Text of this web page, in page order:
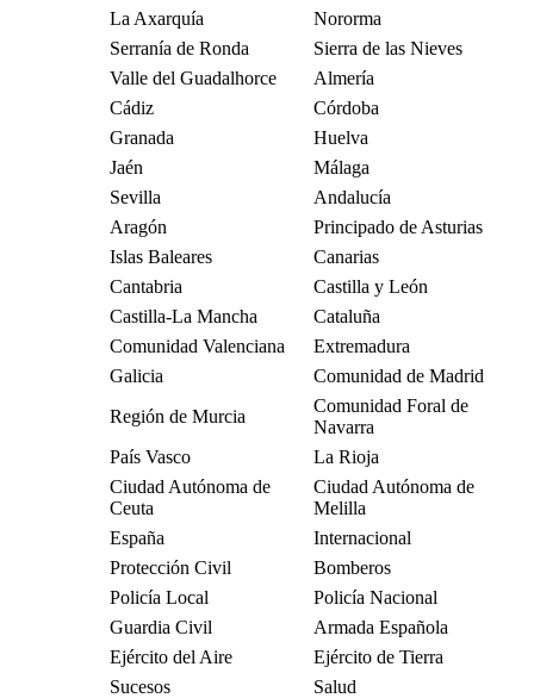
La Axarquía
Nororma
Serranía de Ronda
Sierra de las Nieves
Valle del Guadalhorce
Almería
Cádiz
Córdoba
Granada
Huelva
Jaén
Málaga
Sevilla
Andalucía
Aragón
Principado de Asturias
Islas Baleares
Canarias
Cantabria
Castilla y León
Castilla-La Mancha
Cataluña
Comunidad Valenciana
Extremadura
Galicia
Comunidad de Madrid
Región de Murcia
Comunidad Foral de
Navarra
País Vasco
La Rioja
Ciudad Autónoma de
Ceuta
Ciudad Autónoma de
Melilla
España
Internacional
Protección Civil
Bomberos
Policía Local
Policía Nacional
Guardia Civil
Armada Española
Ejército del Aire
Ejército de Tierra
Sucesos
Salud